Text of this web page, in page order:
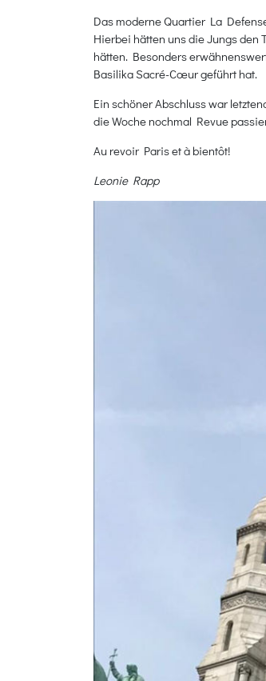
Das moderne Quartier La
Hierbei hätten uns die Jungs den
hätten. Besonders
Basilika Sacré-Cœur geführt hat.
Ein schöner Abschluss war
die Woche nochmal Revue
Au revoir Paris et à bientôt!
Leonie Rapp